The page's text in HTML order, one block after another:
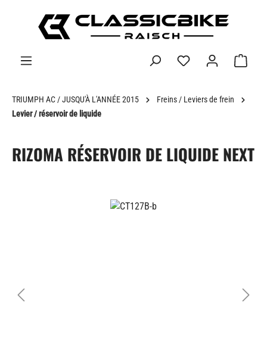
principal
TRIUMPH AC / JUSQU'À L'ANNÉE 2015
Freins / Leviers de frein
Levier / réservoir de liquide
RIZOMA RÉSERVOIR DE LIQUIDE NEXT
Ignorer la galerie d'images